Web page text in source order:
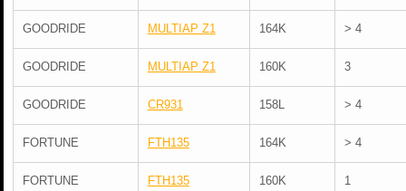
GOODRIDE MULTIAP Z1 164K > 4
GOODRIDE MULTIAP Z1 160K 3
GOODRIDE CR931 158L > 4
FORTUNE FTH135 164K > 4
FORTUNE FTH135 160K 1